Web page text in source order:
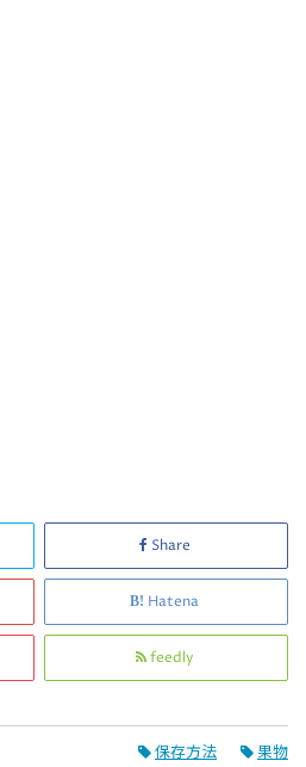
Share
Hatena
feedly
保存方法 果物